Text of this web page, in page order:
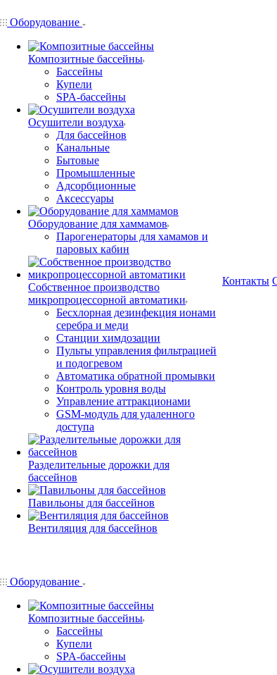
Оборудование
Композитные бассейны
Бассейны
Купели
SPA-бассейны
Осушители воздуха
Для бассейнов
Канальные
Бытовые
Промышленные
Адсорбционные
Аксессуары
Оборудование для хаммамов
Парогенераторы для хамамов и
паровых кабин
Собственное производство
микропроцессорной автоматики
Беcхлорная дезинфекция ионами
серебра и меди
Станции химдозации
Пульты управления фильтрацией
и подогревом
Автоматика обратной промывки
Контроль уровня воды
Управление аттракционами
GSM-модуль для удаленного
доступа
Разделительные дорожки для
бассейнов
Павильоны для бассейнов
Вентиляция для бассейнов
Контакты
Оборудование
Композитные бассейны
Бассейны
Купели
SPA-бассейны